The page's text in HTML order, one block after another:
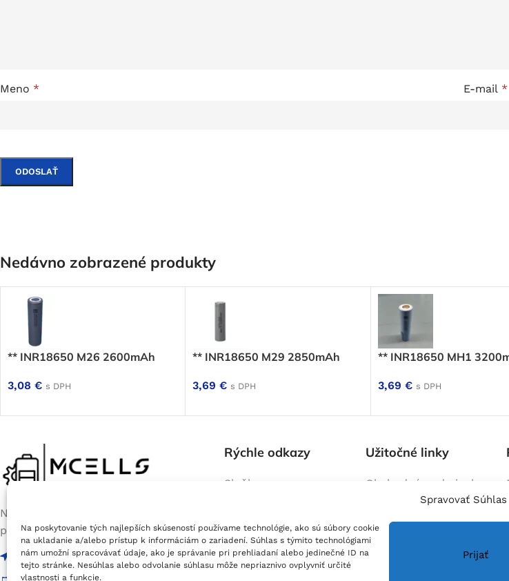
Spravovať Súhlas
Na poskytovanie tých najlepších skúseností používame technológie, ako sú súbory cookie
na ukladanie a/alebo prístup k informáciám o zariadení. Súhlas s týmito technológiami
nám umožní spracovávať údaje, ako je správanie pri prehliadaní alebo jedinečné ID na
tejto stránke. Nesúhlas alebo odvolanie súhlasu môže nepriaznivo ovplyvniť určité
vlastnosti a funkcie.
Prijať
Meno * E-mail *
Nedávno zobrazené produkty
** INR18650 M26 2600mAh
3,08 € s DPH
** INR18650 M29 2850mAh
3,69€ s DPH
** INR18650 MH1
3,69 € s DPH
Na prevádzke nás nájdete každý
pracovný deň od 9:00 do 17:00
Jablonové (okres Malacky), Areál PD
PSČ 90054
Rýchle odkazy
Služby
Výroba batérií na mieru
E-Shop
Užitočné linky
Obchodné podmienky
Zásady reklamácí a
Zásady ochrany osobných
údajov